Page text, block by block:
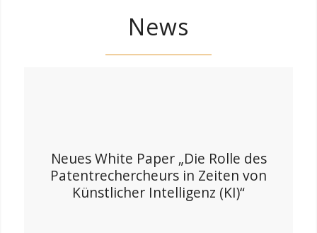
News
Neues White Paper „Die Rolle des
Patentrechercheurs in Zeiten von
Künstlicher Intelligenz (KI)“